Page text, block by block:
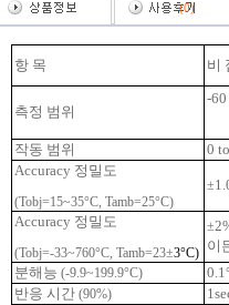
(0)
항 목 비
측정 범위
-
작동 범위
0
Accuracy 정밀도
(Tobj=15~35°C, Tamb=25°C)
±
Accuracy 정밀도
(Tobj=-33~760°C, Tamb=23±3°C)
±
이
분해능 (-9.9~199.9°C)
반응 시간(90%)